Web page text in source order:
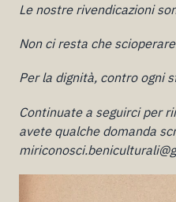
Le nostre rivendicazioni
Non ci resta che
Per la dignità, contro ogni
Continuate a seguirci per
avete qualche domanda